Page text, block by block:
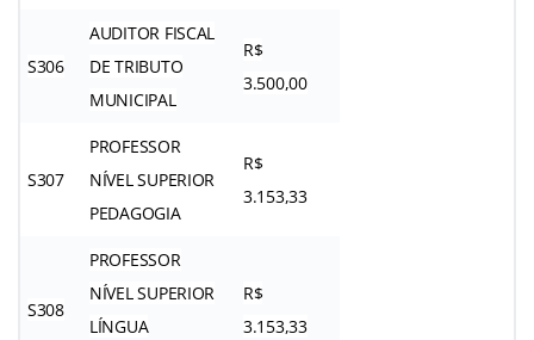
S306
AUDITOR FISCAL
DE TRIBUTO
MUNICIPAL
R$
3.500,00
S307
PROFESSOR
NÍVEL SUPERIOR
PEDAGOGIA
R$
3.153,33
S308
PROFESSOR
NÍVEL SUPERIOR
LÍNGUA
R$
3.153,33